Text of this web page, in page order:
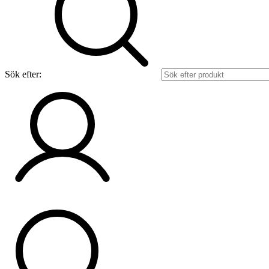
Sök efter: